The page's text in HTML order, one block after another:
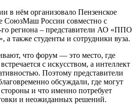
в нём организовало Пензенское
СоюзМаш России совместно с
региона – представители АО «ППО
также студенты и сотрудники вуза.
что форум — это место, где
с искусством, а интеллект
Поэтому представители
обсуждали, где могут
и что именно потребует
и неожиданных решений.